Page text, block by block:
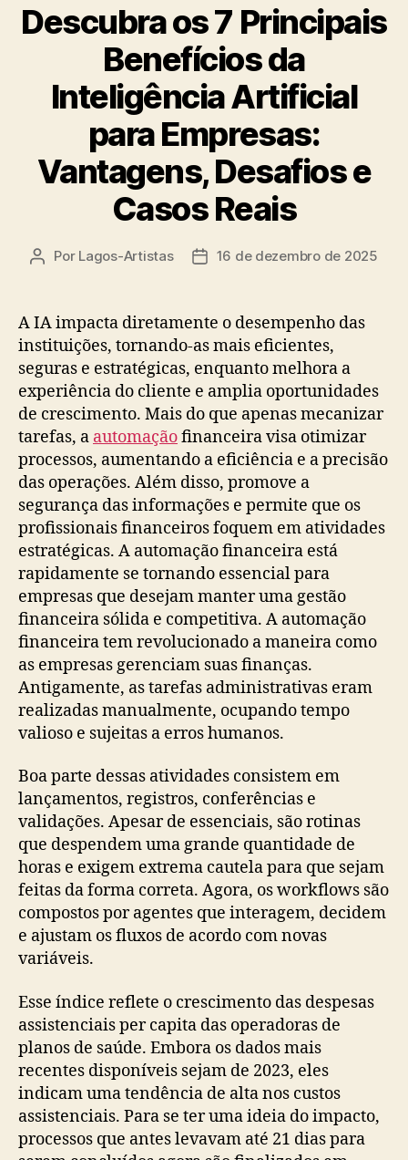
Descubra os 7 Principais
Benefícios da
Inteligência Artificial
para Empresas:
Vantagens, Desafios e
Casos Reais
Autor
Por Lagos-Artistas
Data16 de dezembro de 2025
A IA impacta diretamente o desempenho das
instituições, tornando-as mais eficientes,
seguras e estratégicas, enquanto melhora a
experiência do cliente e amplia oportunidades
de crescimento. Mais do que apenas mecanizar
tarefas, a automaçãofinanceira visa otimizar
processos, aumentando a eficiência e a precisão
das operações. Além disso, promove a
segurança das informações e permite que os
profissionais financeiros foquem em atividades
estratégicas. A automação financeira está
rapidamente se tornando essencial para
empresas que desejam manter uma gestão
financeira sólida e competitiva. A automação
financeira tem revolucionado a maneira como
as empresas gerenciam suas finanças.
Antigamente, as tarefas administrativas eram
realizadas manualmente, ocupando tempo
valioso e sujeitas a erros humanos.
Boa parte dessas atividades consistem em
lançamentos, registros, conferências e
validações. Apesar de essenciais, são rotinas
que despendem uma grande quantidade de
horas e exigem extrema cautela para que sejam
feitas da forma correta. Agora, os workflows são
compostos por agentes que interagem, decidem
e ajustam os fluxos de acordo com novas
variáveis.
Esse índice reflete o crescimento das despesas
assistenciais per capita das operadoras de
planos de saúde. Embora os dados mais
recentes disponíveis sejam de 2023, eles
indicam uma tendência de alta nos custos
assistenciais. Para se ter uma ideia do impacto,
processos que antes levavam até 21 dias para